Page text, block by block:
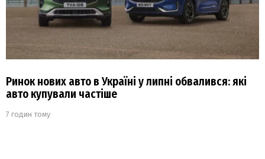
Ринок нових авто в Україні у липні обвалився: які
авто купували частіше
7 годин тому